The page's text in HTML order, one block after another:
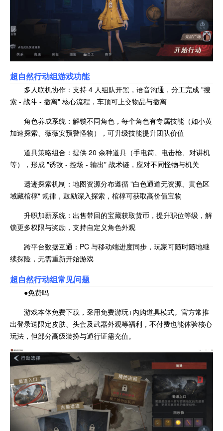
超自然行动组游戏功能
多人联机协作：支持 4 人组队开黑，语音沟通，分工完成 "搜
索 - 战斗 - 撤离" 核心流程，车顶可上交物品与撤离
角色养成系统：解锁不同角色，每个角色有专属技能（如小黄
加速探索、薇薇安预警怪物），可升级技能提升团队价值
道具策略组合：提供 20 余种道具（手电筒、电击枪、对讲机
等），形成 "诱敌 - 控场 - 输出" 战术链，应对不同怪物与机关
遗迹探索机制：地图资源分布遵循 "白色通道无资源、黄色区
域藏棺椁" 规律，鼓励深入探索，棺椁可获取高价值宝物
升职加薪系统：出售带回的宝藏获取货币，提升职位等级，解
锁更多权限与奖励，支持自定义角色外观
跨平台数据互通：PC 与移动端进度同步，玩家可随时随地继
续探险，无需重新开始游戏
超自然行动组常见问题
●免费吗
游戏本体免费下载，采用免费游玩+内购道具模式。官方常推
出登录送限定皮肤、头套及武器外观等福利，不付费也能体验核心
玩法，但部分高级装扮与通行证需充值。